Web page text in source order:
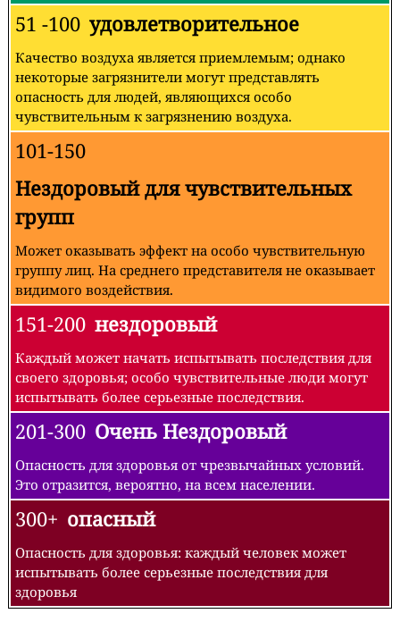
51 -100 удовлетворительное
Качество воздуха является приемлемым; однако
некоторые загрязнители могут представлять
опасность для людей, являющихся особо
чувствительным к загрязнению воздуха.
101-150
Нездоровый для чувствительных
групп
Может оказывать эффект на особо чувствительную
группу лиц. На среднего представителя не оказывает
видимого воздействия.
151-200 нездоровый
Каждый может начать испытывать последствия для
своего здоровья; особо чувствительные люди могут
испытывать более серьезные последствия.
201-300 Очень Нездоровый
Опасность для здоровья от чрезвычайных условий.
Это отразится, вероятно, на всем населении.
300+ опасный
Опасность для здоровья: каждый человек может
испытывать более серьезные последствия для
здоровья